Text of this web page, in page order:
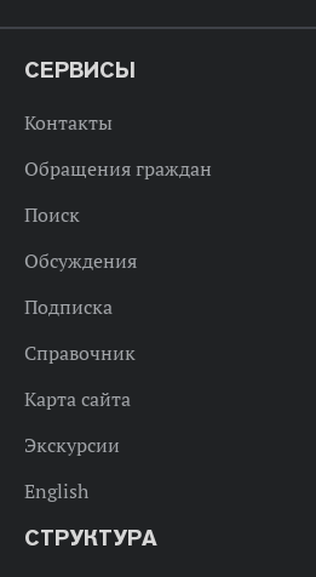
СЕРВИСЫ
Контакты
Обращения граждан
Поиск
Обсуждения
Подписка
Справочник
Карта сайта
Экскурсии
English
СТРУКТУРА